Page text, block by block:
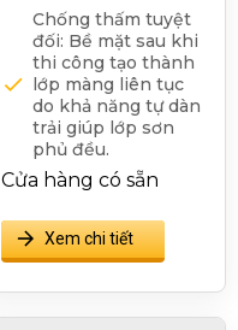
Chống thấm tuyệt
đối: Bề mặt sau khi
thi công tạo thành
lớp màng liên tục
do khả năng tự dàn
trải giúp lớp sơn
phủ đều.
Độ đàn hồi tốt dễ
sự co giãn của bề
mặt.
vượt trội với bề mặt
nền.
Cửa hàng có sẵn
Xem chi tiết